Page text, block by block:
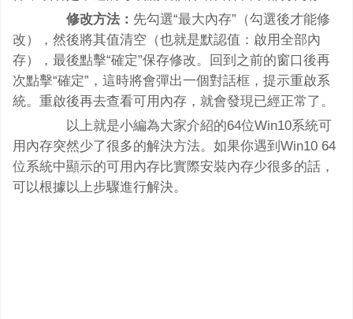
修改方法： 先勾選“最大內存”（勾選後才能修
改），然後將其值清空（也就是默認值：啟用全部內
存），最後點擊“確定”保存修改。回到之前的窗口後再
次點擊“確定”，這時將會彈出一個對話框，提示重啟系
統。重啟後再去查看可用內存，就會發現已經正常了。
以上就是小編為大家介紹的64位Win10系統可
用內存突然少了很多的解決方法。如果你遇到Win10 64
位系統中顯示的可用內存比實際安裝內存少很多的話，
可以根據以上步驟進行解決。